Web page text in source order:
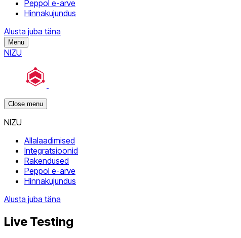
Peppol e-arve
Hinnakujundus
Alusta juba täna
Menu
NIZU
Close menu
NIZU
Allalaadimised
Integratsioonid
Rakendused
Peppol e-arve
Hinnakujundus
Alusta juba täna
Live Testing